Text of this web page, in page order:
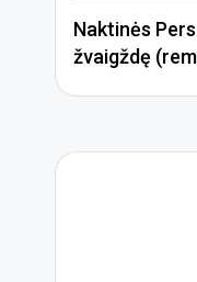
Naktinės
žvaigždę